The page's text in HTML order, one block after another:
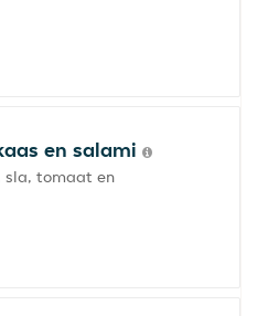
en salami
sla, tomaat en